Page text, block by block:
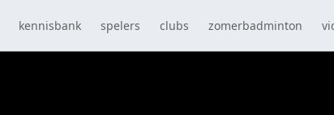
kennisbank spelers clubs zomerbadminton